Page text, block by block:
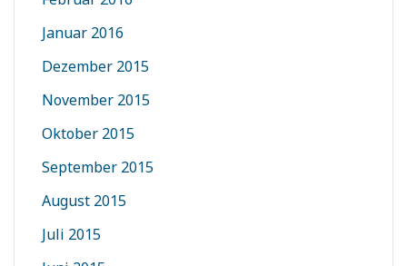
Januar 2016
Dezember 2015
November 2015
Oktober 2015
September 2015
August 2015
Juli 2015